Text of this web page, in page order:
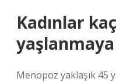
Kadınlar
Menopoz yaklaşık 45